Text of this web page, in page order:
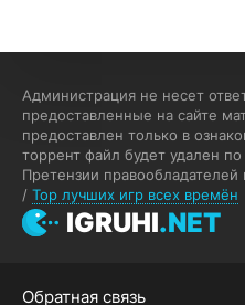
если эта для пс а не для пк
на пк !!!!! Сука ебланойды
блять на пк с
мозг блять последней
Fannie
13.07.26
F IGRUHI.NET
Администрация не несет
предоставленные на сайте
предоставлен только в
торрент файл будет удален
Претензии
/ Top лучших игр всех времён
Обратная связь